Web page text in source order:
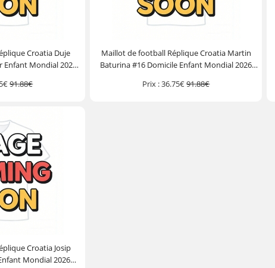
Croatia Duje
Enfant Mondial 2026
91.88€
Maillot de football Réplique Croatia Martin
Baturina #16 Domicile Enfant Mondial 2026
Prix :36.75€91.88€
Croatia Josip
Mondial 2026